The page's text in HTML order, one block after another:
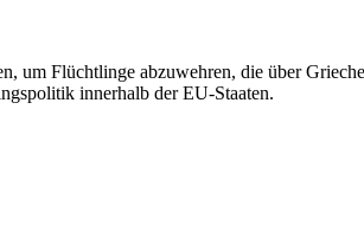
um Flüchtlinge abzuwehren, die über
innerhalb der EU-Staaten.